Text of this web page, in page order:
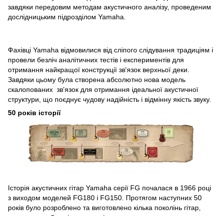
завдяки передовим методам акустичного аналізу, проведеним
дослідницьким підрозділом Yamaha.
Фахівці Yamaha відмовилися від сліпого слідування традиціям і
провели безліч аналітичних тестів і експериментів для
отримання найкращої конструкції зв'язок верхньої деки.
Завдяки цьому була створена абсолютно нова модель
скалопованих зв'язок для отримання ідеальної акустичної
структури, що поєднує чудову надійність і відмінну якість звуку.
50 років історії
Історія акустичних гітар Yamaha серії FG почалася в 1966 році
з виходом моделей FG180 і FG150. Протягом наступних 50
років було розроблено та виготовлено кілька поколінь гітар,